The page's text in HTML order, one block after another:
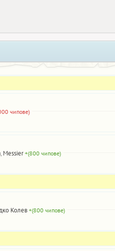
чипове)
, Messier +(800 чипове)
Колев +(800 чипове)